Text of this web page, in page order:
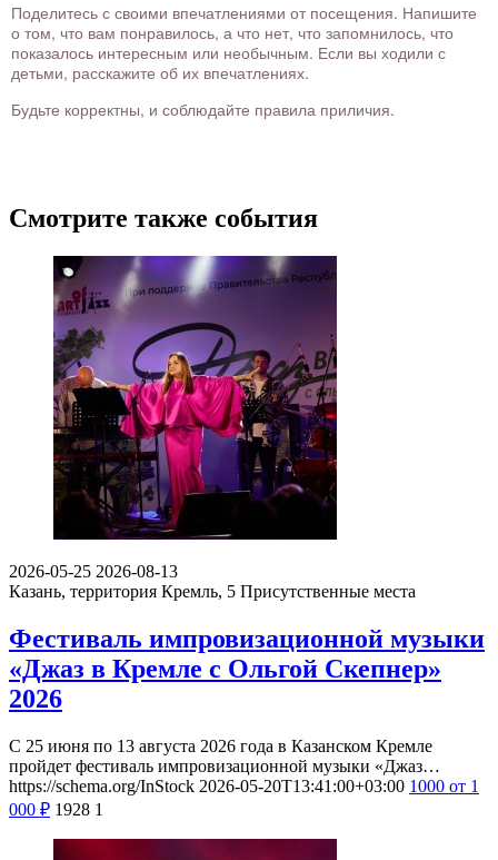
Поделитесь с своими впечатлениями от посещения. Напишите
о том, что вам понравилось, а что нет, что запомнилось, что
показалось интересным или необычным. Если вы ходили с
детьми, расскажите об их впечатлениях.
Будьте корректны, и соблюдайте правила приличия.
Смотрите также события
2026-05-25 2026-08-13
Казань, территория Кремль, 5 Присутственные места
Фестиваль импровизационной музыки
«Джаз в Кремле с Ольгой Скепнер»
2026
С 25 июня по 13 августа 2026 года в Казанском Кремле
пройдет фестиваль импровизационной музыки «Джаз…
https://schema.org/InStock 2026-05-20T13:41:00+03:00 1000 от 1
000 ₽ 1928 1